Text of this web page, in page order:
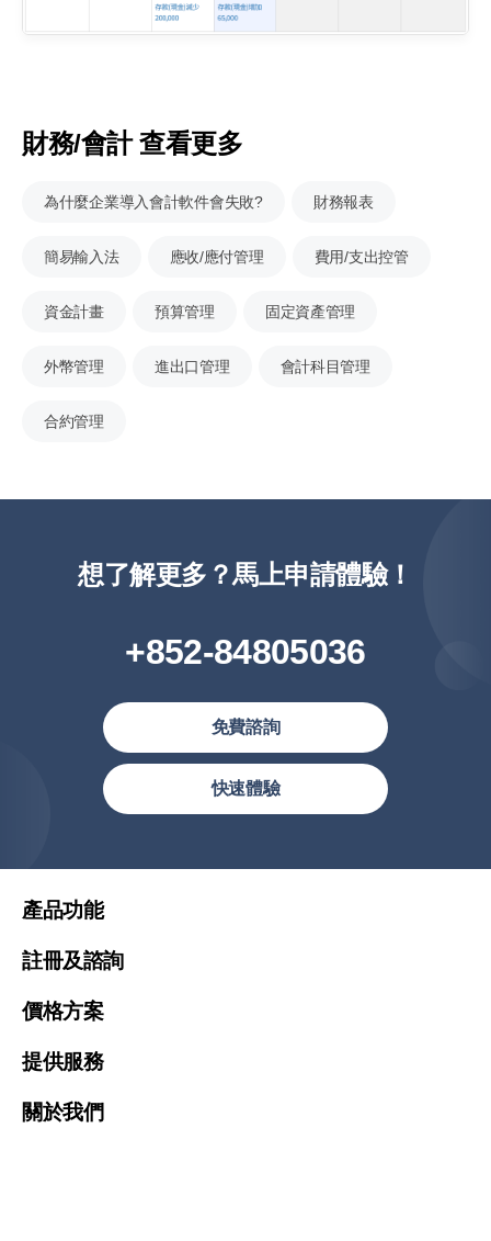
財務/會計 查看更多
為什麼企業導入會計軟件會失敗? 財務報表
簡易輸入法 應收/應付管理 費用/支出控管
資金計畫 預算管理 固定資產管理
外幣管理 進出口管理 會計科目管理
合約管理
想了解更多？馬上申請體驗！
+852-84805036
免費諮詢
快速體驗
產品功能
註冊及諮詢
價格方案
提供服務
關於我們
繁體中文(香港)
United States (English)
Việt Nam (Tiếng Việt)
한국 (한국어)
Indonesia (Bahasa Indonesia)
Philipines(English)